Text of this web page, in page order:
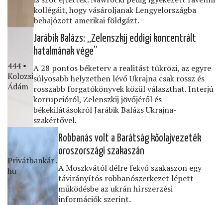
kollégáit, hogy vásároljanak Lengyelországba
behajózott amerikai földgázt.
444 •
Kolozsi
Ádám
Jarábik Balázs: „Zelenszkij eddigi koncentrált
hatalmának vége”
A 28 pontos béketerv a realitást tükrözi, az egyre
súlyosabb helyzetben lévő Ukrajna csak rossz és
rosszabb forgatókönyvek közül választhat. Interjú
korrupcióról, Zelenszkij jövőjéről és
békekilátásokról Jarábik Balázs Ukrajna-
szakértővel.
Privátbankár․
hu
Robbanás volt a Barátság kőolajvezeték
oroszországi szakaszán
A Moszkvától délre fekvő szakaszon egy
távirányítós robbanószerkezet lépett
működésbe az ukrán hírszerzési
információk szerint.